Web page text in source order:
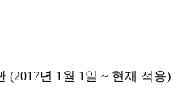
(2017년 1월 1일 ~ 현재 적용)